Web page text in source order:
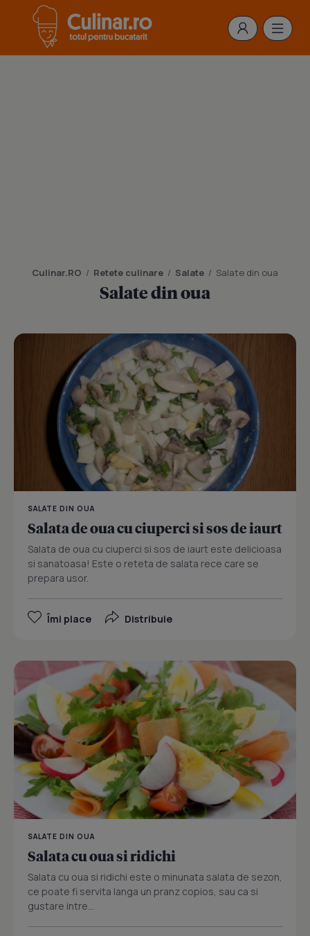
Culinar.RO / Retete culinare / Salate / Salate din oua
Salate din oua
SALATE DIN OUA
Salata de oua cu ciuperci si sos de iaurt
Salata de oua cu ciuperci si sos de iaurt este delicioasa
si sanatoasa! Este o reteta de salata rece care se
prepara usor.
Îmi place Distribuie
SALATE DIN OUA
Salata cu oua si ridichi
Salata cu oua si ridichi este o minunata salata de sezon,
ce poate fi servita langa un pranz copios, sau ca si
gustare intre...